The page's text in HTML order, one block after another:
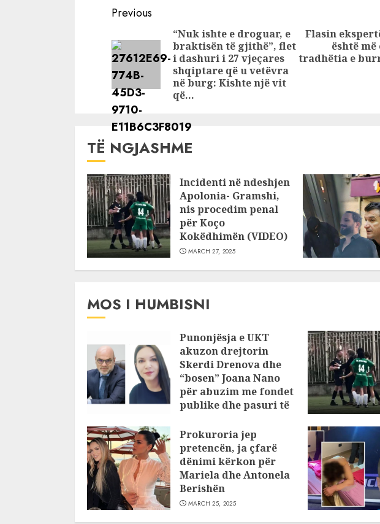
biletat e
në Tiranë,
shtrenjtohen me
20%
‘bëhen
në
Continue
Reading
Previous
Previous
“Nuk ishte e droguar, e
braktisën të gjithë”, flet
i dashuri i 27 vjeçares
shqiptare që u vetëvra
në burg: Kishte një vit
që…
Next
post:
Flasin
është më
tradhëtia e
TË NGJASHME
Incidenti në ndeshjen
Apolonia- Gramshi,
nis procedim penal
për Koço
Kokëdhimën (VIDEO)
MARCH 27, 2025
MOS I HUMBISNI
Punonjësja e UKT
akuzon drejtorin
Skerdi Drenova dhe
“bosen” Joana Nano
për abuzim me fondet
publike dhe pasuri të
JULY 24, 2025
Prokuroria jep
pretencën, ja çfarë
dënimi kërkon për
Mariela dhe Antonela
Berishën
MARCH 25, 2025